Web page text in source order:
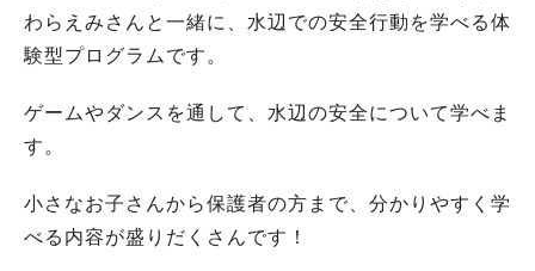
わらえみさんと一緒に、水辺での安全行動を学べる体
験型プログラムです。
ゲームやダンスを通して、水辺の安全について学べま
す。
小さなお子さんから保護者の方まで、分かりやすく学
べる内容が盛りだくさんです！